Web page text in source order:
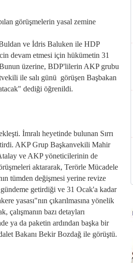
görüşmelerin yasal zemine
ve İdris Baluken ile HDP
devam etmesi için hükümetin 31
Bunun üzerine, BDP'lilerin AKP grubu
ile salı günü görüşen Başbakan
dediği öğrenildi.
İmralı heyetinde bulunan Sırrı
AKP Grup Başkanvekili Mahir
Atalay ve AKP yöneticilerinin de
aktararak, Terörle Mücadele
tümden değişmesi yerine revize
getirdiği ve 31 Ocak'a kadar
yasası"nın çıkarılmasına yönelik
çalışmanın bazı detayları
ya da paketin ardından başka bir
Bakanı Bekir Bozdağ ile görüştü.